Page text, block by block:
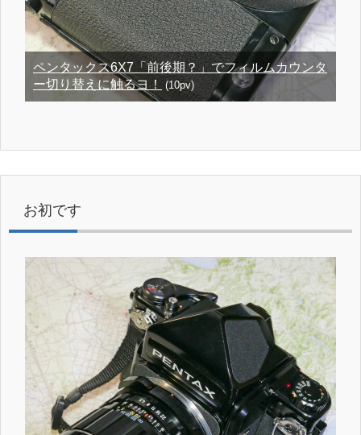
ペンタックス6X7「前後期？」でフィルムカウンタ
ー切り替えに触るヨ！ (10pv)
お初です